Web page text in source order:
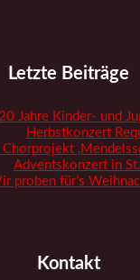
Letzte Beiträge
20 Jahre Kinder- und
Herbstkonzert
Chorprojekt
Adventskonzert in
proben für’s
Kontakt